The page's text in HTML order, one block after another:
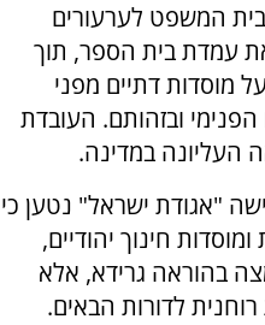
המשפט לערעורים
עמדת בית הספר, תוך
מוסדות דתיים מפני
ובזהותם. העובדת
העליונה במדינה.
"אגודת ישראל" נטען כי
חינוך יהודיים,
בהוראה גרידא, אלא
לדורות הבאים.